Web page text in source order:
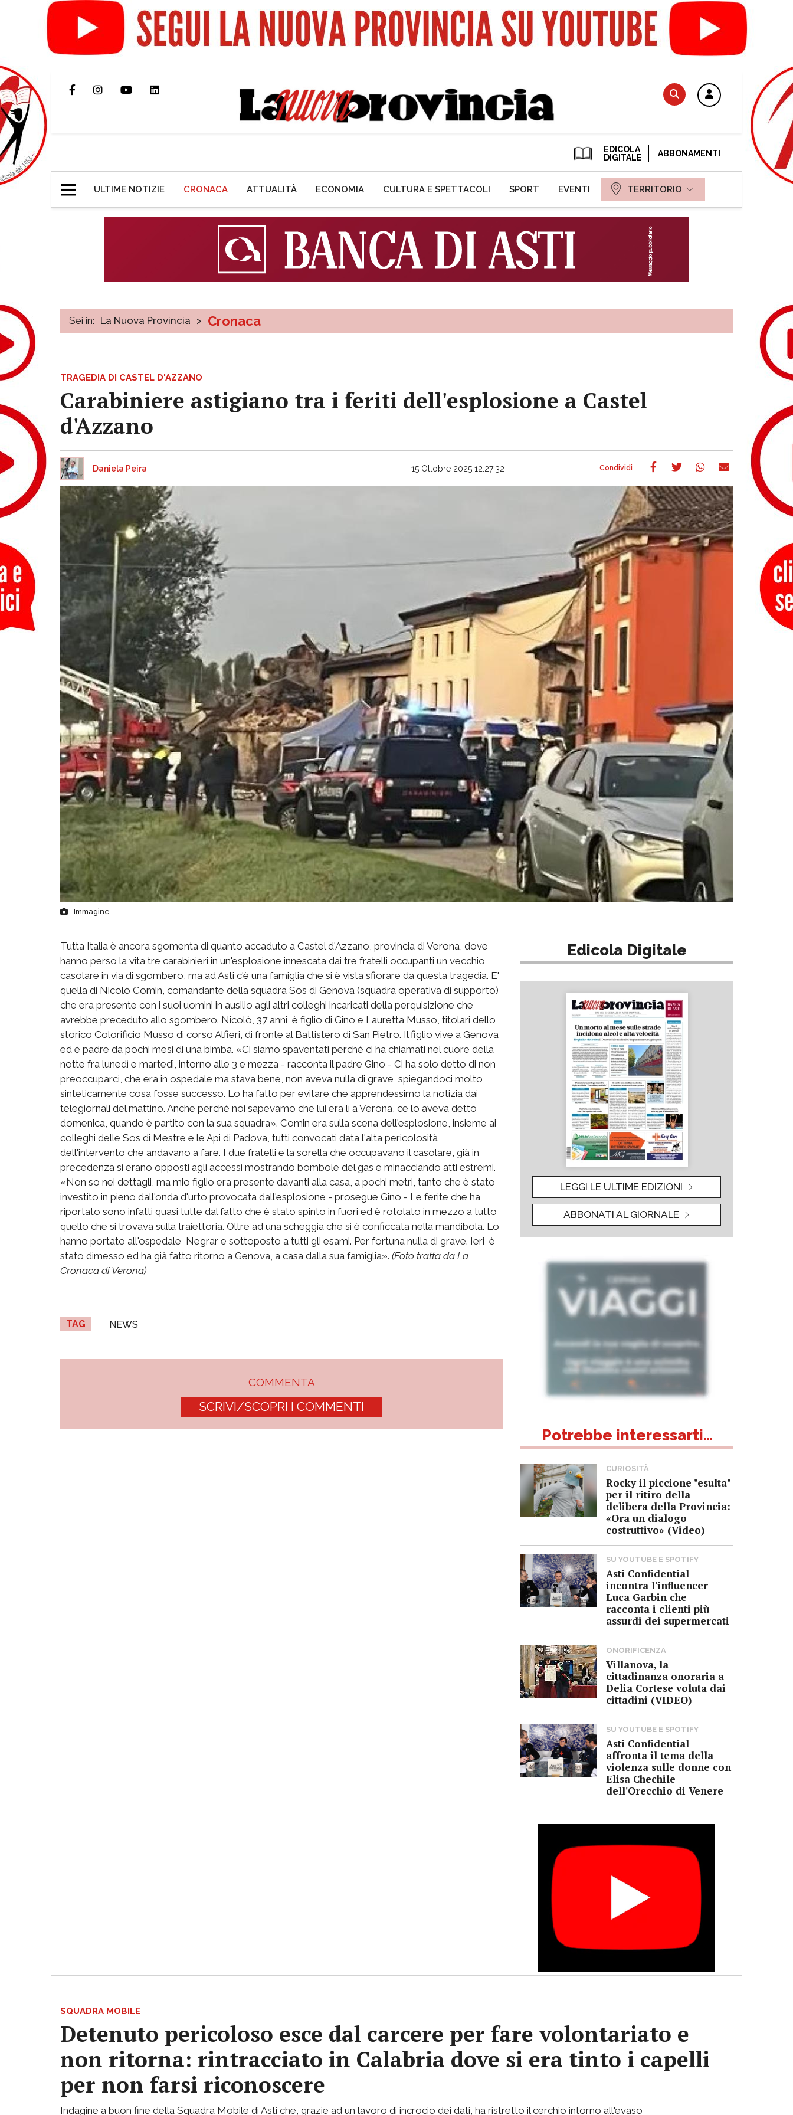
EDICOLA
DIGITALE
ABBONAMENTI
ULTIME NOTIZIE CRONACA ATTUALITÀ ECONOMIA CULTURA E SPETTACOLI SPORT EVENTI TERRITORIO
Sei in: La Nuova Provincia > Cronaca
TRAGEDIA DI CASTEL D'AZZANO
Carabiniere astigiano tra i feriti dell'esplosione a Castel
d'Azzano
Daniela Peira 15 Ottobre 2025 12:27:32
Immagine
Tutta Italia è ancora sgomenta di quanto accaduto a Castel d'Azzano, provincia di Verona, dove
hanno perso la vita tre carabinieri in un'esplosione innescata dai tre fratelli occupanti un vecchio
casolare in via di sgombero, ma ad Asti c'è una famiglia che si è vista sfiorare da questa tragedia. E'
quella di Nicolò Comin, comandante della squadra Sos di Genova (squadra operativa di supporto)
che era presente con i suoi uomini in ausilio agli altri colleghi incaricati della perquisizione che
avrebbe preceduto allo sgombero. Nicolò, 37 anni, è figlio di Gino e Lauretta Musso, titolari dello
storico Colorificio Musso di corso Alfieri, di fronte al Battistero di San Pietro. Il figlio vive a Genova
ed è padre da pochi mesi di una bimba. «Ci siamo spaventati perché ci ha chiamati nel cuore della
notte fra lunedì e martedì, intorno alle 3 e mezza - racconta il padre Gino - Ci ha solo detto di non
preoccuparci, che era in ospedale ma stava bene, non aveva nulla di grave, spiegandoci molto
sinteticamente cosa fosse successo. Lo ha fatto per evitare che apprendessimo la notizia dai
telegiornali del mattino. Anche perché noi sapevamo che lui era lì a Verona, ce lo aveva detto
domenica, quando è partito con la sua squadra». Comin era sulla scena dell'esplosione, insieme ai
colleghi delle Sos di Mestre e le Api di Padova, tutti convocati data l'alta pericolosità
dell'intervento che andavano a fare. I due fratelli e la sorella che occupavano il casolare, già in
precedenza si erano opposti agli accessi mostrando bombole del gas e minacciando atti estremi.
«Non so nei dettagli, ma mio figlio era presente davanti alla casa, a pochi metri, tanto che è stato
investito in pieno dall'onda d'urto provocata dall'esplosione - prosegue Gino - Le ferite che ha
riportato sono infatti quasi tutte dal fatto che è stato spinto in fuori ed è rotolato in mezzo a tutto
quello che si trovava sulla traiettoria. Oltre ad una scheggia che si è conficcata nella mandibola. Lo
hanno portato all'ospedale Negrar e sottoposto a tutti gli esami. Per fortuna nulla di grave. Ieri è
stato dimesso ed ha già fatto ritorno a Genova, a casa dalla sua famiglia». (Foto tratta da La
Cronaca di Verona)
TAG NEWS
COMMENTA
SCRIVI/SCOPRI I COMMENTI
Edicola Digitale
LEGGI LE ULTIME EDIZIONI
ABBONATI AL GIORNALE
Potrebbe interessarti...
CURIOSITÀ
Rocky il piccione "esulta"
per il ritiro della
delibera della Provincia:
«Ora un dialogo
costruttivo» (Video)
SU YOUTUBE E SPOTIFY
Asti Confidential
incontra l'influencer
Luca Garbin che
racconta i clienti più
assurdi dei supermercati
ONORIFICENZA
Villanova, la
cittadinanza onoraria a
Delia Cortese voluta dai
cittadini (VIDEO)
SU YOUTUBE E SPOTIFY
Asti Confidential
affronta il tema della
violenza sulle donne con
Elisa Chechile
dell'Orecchio di Venere
SQUADRA MOBILE
Detenuto pericoloso esce dal carcere per fare volontariato e
non ritorna: rintracciato in Calabria dove si era tinto i capelli
per non farsi riconoscere
Indagine a buon fine della Squadra Mobile di Asti che, grazie ad un lavoro di incrocio dei dati, ha ristretto il cerchio intorno all'evaso